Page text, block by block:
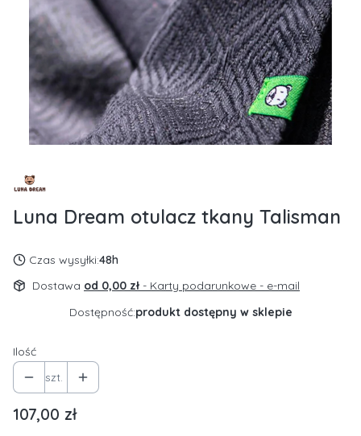
Luna Dream otulacz tkany Talisman
Czas wysyłki:48h
Dostawa od 0,00 zł - Karty podarunkowe - e-mail
Dostępność:produkt dostępny w sklepie
Ilość
szt.
Cena
107,00 zł